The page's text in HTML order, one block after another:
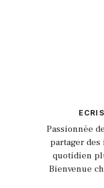
Passionnée de
partager
quotidien
Bienvenue